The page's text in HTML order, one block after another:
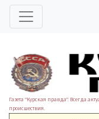
Газета "Курская правда". Всегда
происшествия.